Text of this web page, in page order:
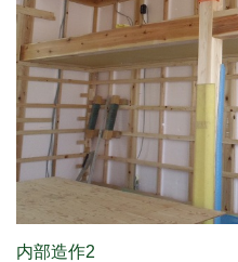
内部造作2